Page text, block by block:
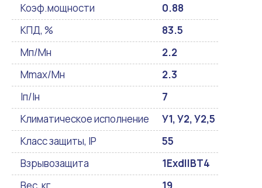
Коэф.мощности
0.88
КПД, %
83.5
Мп/Мн
2.2
Mmax/Mн
2.3
Iп/Iн
7
Климатическое исполнение
У1, У2, У2,5
Класс защиты, IP
55
Взрывозащита
1ExdIIBT4
Вес, кг
19